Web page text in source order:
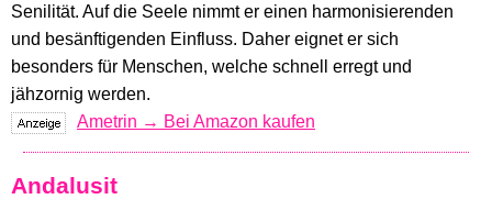
Senilität. Auf die Seele nimmt er einen harmonisierenden
und besänftigenden Einfluss. Daher eignet er sich
besonders für Menschen, welche schnell erregt und
jähzornig werden.
Ametrin → Bei Amazon kaufen
Andalusit